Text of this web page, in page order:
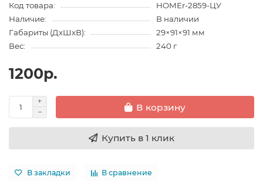
Код товара:
HOMEr-2859-ЦУ
Наличие:
В наличии
Габариты (ДхШхВ):
29×91×91 мм
Вес:
240 г
1200р.
В корзину
Купить в 1 клик
В закладки В сравнение